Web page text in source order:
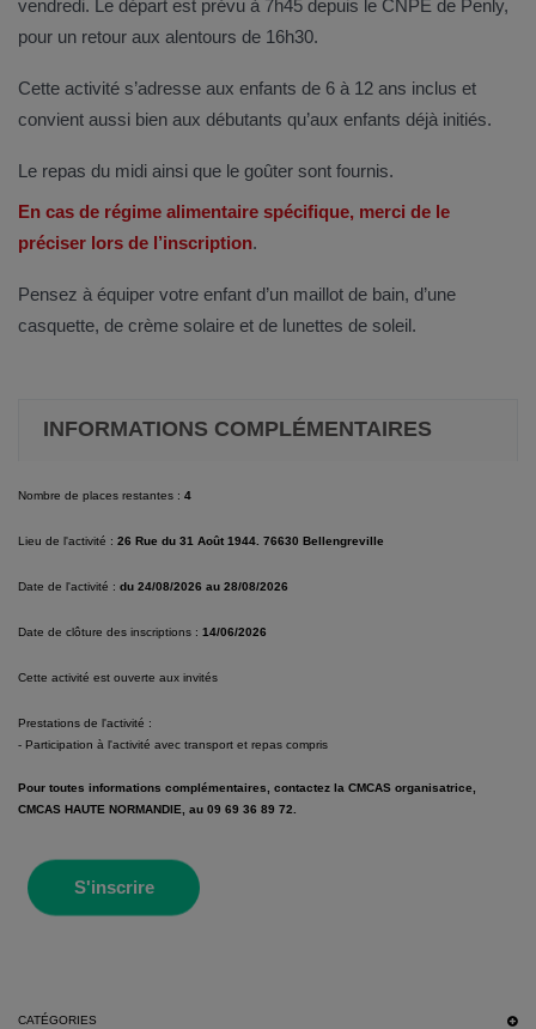
vendredi. Le départ est prévu à 7h45 depuis le CNPE de Penly,
pour un retour aux alentours de 16h30.
Cette activité s’adresse aux enfants de 6 à 12 ans inclus et
convient aussi bien aux débutants qu’aux enfants déjà initiés.
Le repas du midi ainsi que le goûter sont fournis.
En cas de régime alimentaire spécifique, merci de le
préciser lors de l’inscription.
Pensez à équiper votre enfant d’un maillot de bain, d’une
casquette, de crème solaire et de lunettes de soleil.
INFORMATIONS COMPLÉMENTAIRES
Nombre de places restantes : 4
Lieu de l'activité : 26 Rue du 31 Août 1944. 76630 Bellengreville
Date de l'activité : du 24/08/2026 au 28/08/2026
Date de clôture des inscriptions : 14/06/2026
Cette activité est ouverte aux invités
Prestations de l'activité :
- Participation à l'activité avec transport et repas compris
Pour toutes informations complémentaires, contactez la CMCAS organisatrice,
CMCAS HAUTE NORMANDIE, au 09 69 36 89 72.
S'inscrire
CATÉGORIES